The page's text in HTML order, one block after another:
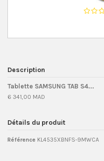
Description
Tablette SAMSUNG TAB S4...
6 341,00 MAD
Détails du produit
Référence KL4535XBNFS-9MWCA